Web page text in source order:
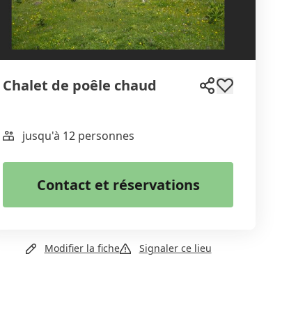
Chalet de poêle chaud
WhatsApp
Email
Copier le lien
jusqu'à 12 personnes
Contact et réservations
Modifier la fiche Signaler ce lieu